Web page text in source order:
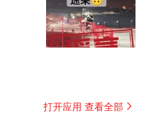
打开应用 查看全部